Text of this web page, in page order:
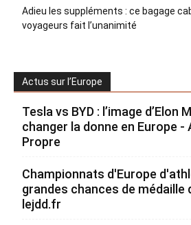
Adieu les suppléments : ce bagage
voyageurs fait l’unanimité
Actus sur l’Europe
Tesla vs BYD : l’image d’Elon
changer la donne en Europe -
Propre
Championnats d'Europe
grandes chances de médaille
lejdd.fr